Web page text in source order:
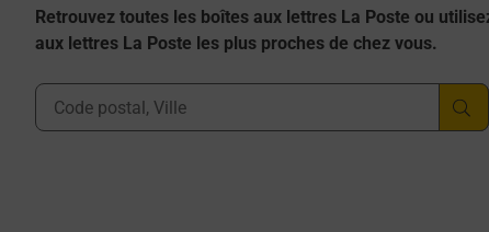
Retrouvez toutes les boîtes aux lettres La Poste ou
aux lettres La Poste les plus proches de chez vous.
Ville, Département, Code Postal